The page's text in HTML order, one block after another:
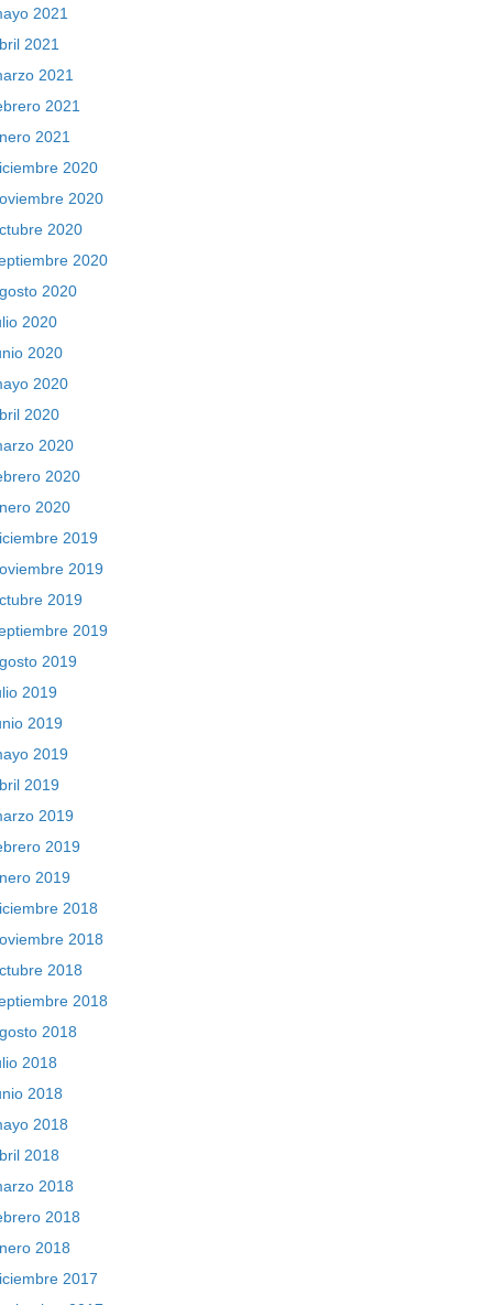
2021
2021
2021
2021
2021
2020
2020
2020
2020
2020
2020
2020
2020
2020
2020
2020
2020
2019
2019
2019
2019
2019
2019
2019
2019
2019
2019
2019
2019
2018
2018
2018
2018
2018
2018
2018
2018
2018
2018
2018
2018
2017